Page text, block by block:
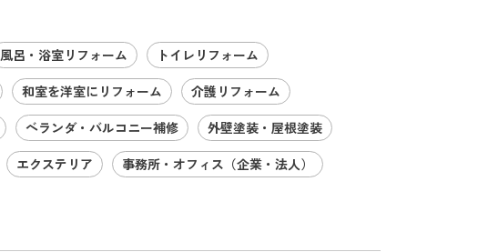
風呂・浴室リフォーム
トイレリフォーム
和室を洋室にリフォーム
介護リフォーム
ベランダ・バルコニー補修
外壁塗装・屋根塗装
エクステリア
事務所・オフィス（企業・法人）